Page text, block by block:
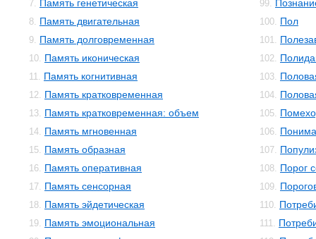
7. Память генетическая
8. Память двигательная
9. Память долговременная
10. Память иконическая
11. Память когнитивная
12. Память кратковременная
13. Память кратковременная: объем
14. Память мгновенная
15. Память образная
16. Память оперативная
17. Память сенсорная
18. Память эйдетическая
19. Память эмоциональная
99.
100. Пол
101.
102.
103.
104.
105.
106.
107.
108. Порог
109.
110.
111.